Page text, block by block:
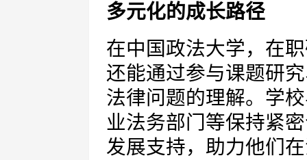
多元化的成长路径
在中国政法大学，在
还能通过参与课题研
法律问题的理解。学
业法务部门等保持紧
发展支持，助力他们